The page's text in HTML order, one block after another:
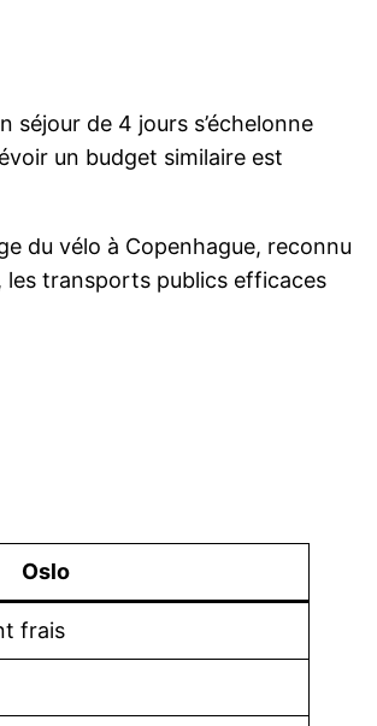
séjour de 4 jours s’échelonne
un budget similaire est
du vélo à Copenhague, reconnu
les transports publics efficaces
Oslo
frais